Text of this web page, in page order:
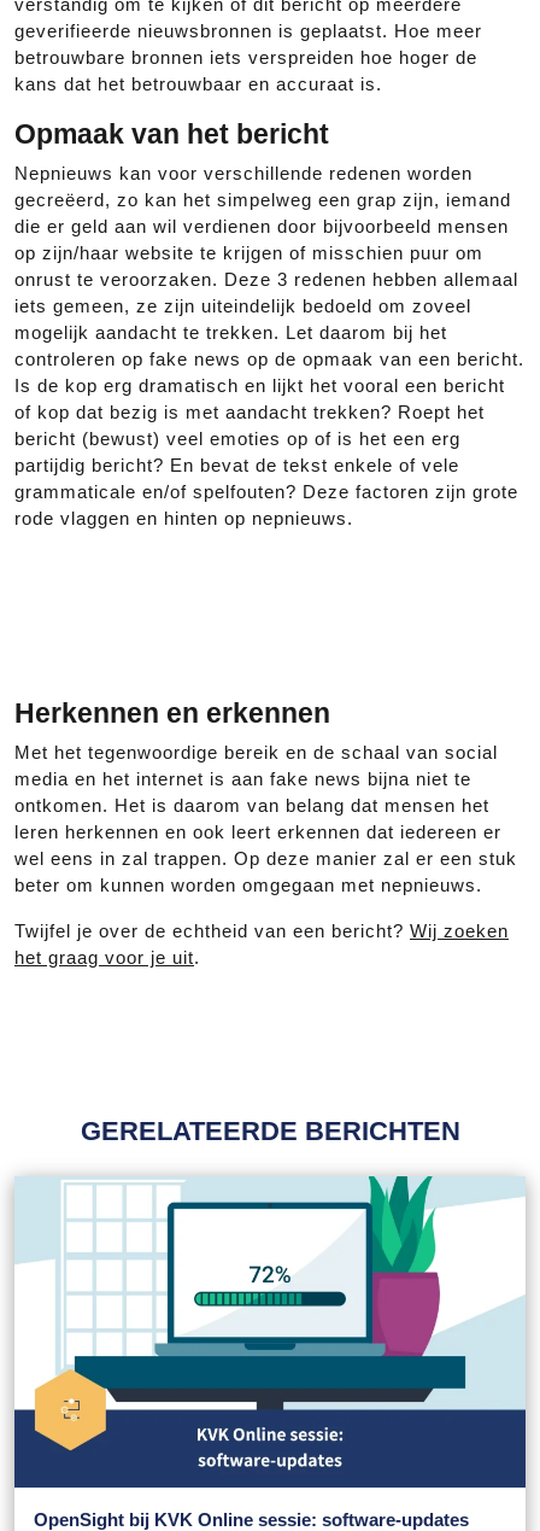
geverifieerde nieuwsbronnen is geplaatst. Hoe meer
betrouwbare bronnen iets verspreiden hoe hoger de
kans dat het betrouwbaar en accuraat is.
Opmaak van het bericht
Nepnieuws kan voor verschillende redenen worden
gecreëerd, zo kan het simpelweg een grap zijn, iemand
die er geld aan wil verdienen door bijvoorbeeld mensen
op zijn/haar website te krijgen of misschien puur om
onrust te veroorzaken. Deze 3 redenen hebben allemaal
iets gemeen, ze zijn uiteindelijk bedoeld om zoveel
mogelijk aandacht te trekken. Let daarom bij het
controleren op fake news op de opmaak van een bericht.
Is de kop erg dramatisch en lijkt het vooral een bericht
of kop dat bezig is met aandacht trekken? Roept het
bericht (bewust) veel emoties op of is het een erg
partijdig bericht? En bevat de tekst enkele of vele
grammaticale en/of spelfouten? Deze factoren zijn grote
rode vlaggen en hinten op nepnieuws.
Herkennen en erkennen
Met het tegenwoordige bereik en de schaal van social
media en het internet is aan fake news bijna niet te
ontkomen. Het is daarom van belang dat mensen het
leren herkennen en ook leert erkennen dat iedereen er
wel eens in zal trappen. Op deze manier zal er een stuk
beter om kunnen worden omgegaan met nepnieuws.
Twijfel je over de echtheid van een bericht? Wij zoeken
het graag voor je uit.
GERELATEERDE BERICHTEN
OpenSight bij KVK Online sessie: software-updates